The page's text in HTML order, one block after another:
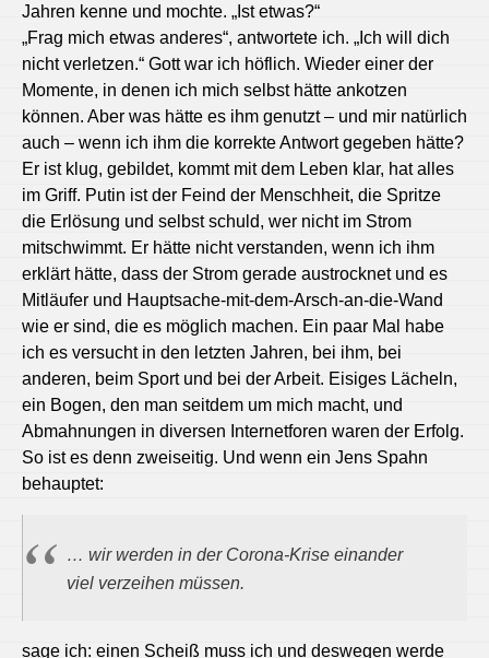
Jahren kenne und mochte. „Ist etwas?“
„Frag mich etwas anderes“, antwortete ich. „Ich will dich
nicht verletzen.“ Gott war ich höflich. Wieder einer der
Momente, in denen ich mich selbst hätte ankotzen
können. Aber was hätte es ihm genutzt – und mir natürlich
auch – wenn ich ihm die korrekte Antwort gegeben hätte?
Er ist klug, gebildet, kommt mit dem Leben klar, hat alles
im Griff. Putin ist der Feind der Menschheit, die Spritze
die Erlösung und selbst schuld, wer nicht im Strom
mitschwimmt. Er hätte nicht verstanden, wenn ich ihm
erklärt hätte, dass der Strom gerade austrocknet und es
Mitläufer und Hauptsache-mit-dem-Arsch-an-die-Wand
wie er sind, die es möglich machen. Ein paar Mal habe
ich es versucht in den letzten Jahren, bei ihm, bei
anderen, beim Sport und bei der Arbeit. Eisiges Lächeln,
ein Bogen, den man seitdem um mich macht, und
Abmahnungen in diversen Internetforen waren der Erfolg.
So ist es denn zweiseitig. Und wenn ein Jens Spahn
behauptet:
… wir werden in der Corona-Krise einander
viel verzeihen müssen.
sage ich: einen Scheiß muss ich und deswegen werde